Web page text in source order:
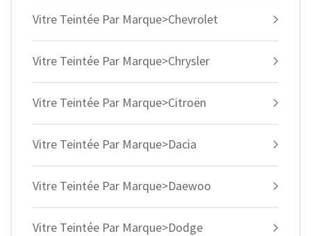
Vitre Teintée Par Marque>Chevrolet
Vitre Teintée Par Marque>Chrysler
Vitre Teintée Par Marque>Citroën
Vitre Teintée Par Marque>Dacia
Vitre Teintée Par Marque>Daewoo
Vitre Teintée Par Marque>Dodge